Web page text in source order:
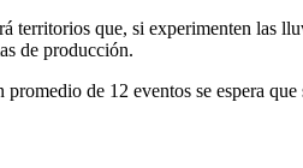
territorios que, si experimenten las
de producción.
promedio de 12 eventos se espera